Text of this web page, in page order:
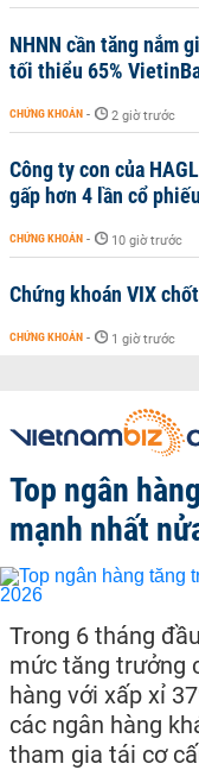
NHNN cần tăng nắm
tối thiểu 65%
CHỨNG KHOÁN - 2 giờ trước
Công ty con của
gấp hơn 4 lần cổ
CHỨNG KHOÁN - 10 giờ trước
Chứng khoán VIX
CHỨNG KHOÁN - 1 giờ trước
Top ngân
mạnh nhất
Trong 6 tháng
mức tăng trưởng
hàng với xấp xỉ
các ngân hàng
tham gia tái cơ